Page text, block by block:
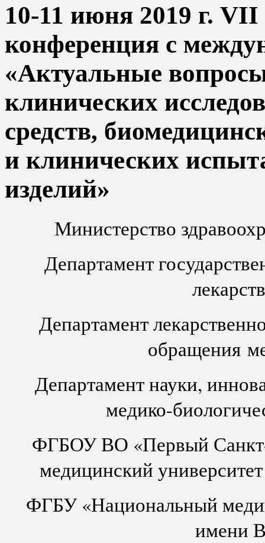
10-11 июня 2019 г. VII
конференция с
«Актуальные
клинических
средств,
и клинических
изделий»
Министерство
Департамент
Департамент
обращения
Департамент науки,
медико-
ФГБОУ ВО «Первый Санкт-
медицинский
ФГБУ «Национальный
имени